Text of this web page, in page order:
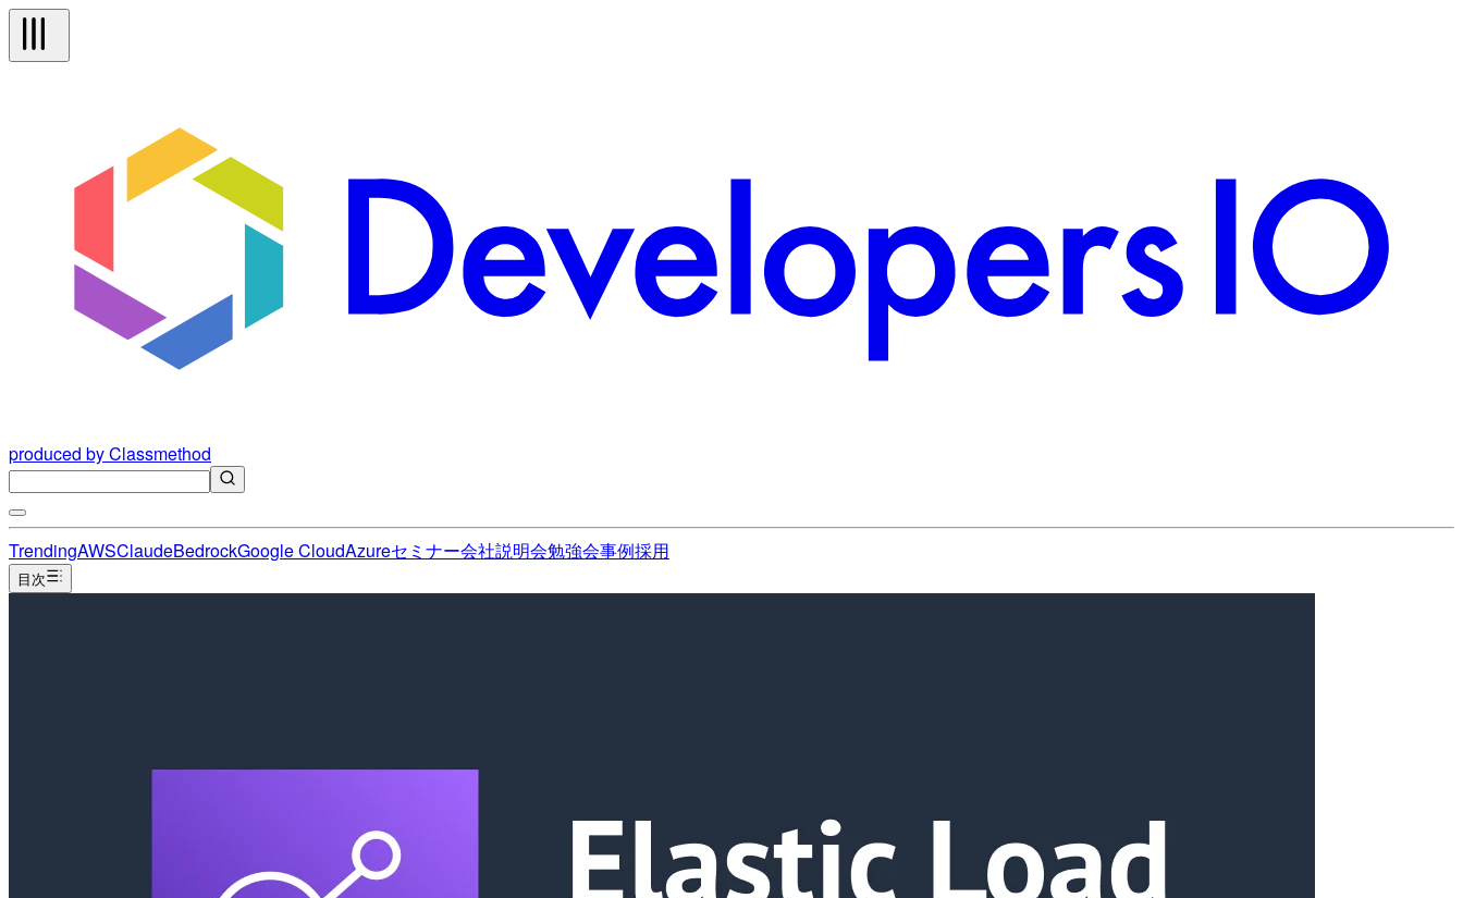
produced by Classmethod
TrendingAWSClaudeBedrockGoogle CloudAzureセミナー会社説明会勉強会事例採用
目次